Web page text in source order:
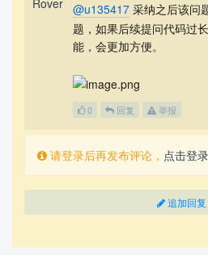
\subsection{Syntax (how to
--- these
\lipsum[3]
\begin{itemize}
    \item the velocity of the ball, and
    \item the position of impact along the bat.
\emph{center of percussion}
[5]
@u135417 采纳之后该问
题，如果后续提问代码过
能，会更加方便。
0 回复 举报
请登录后再发布评论， 点击登录
追加回复